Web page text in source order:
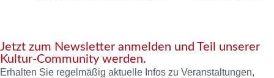
Jetzt zum Newsletter anmelden und Teil unserer
Kultur-Community werden.
Erhalten Sie regelmäßig aktuelle Infos zu Veranstaltungen,